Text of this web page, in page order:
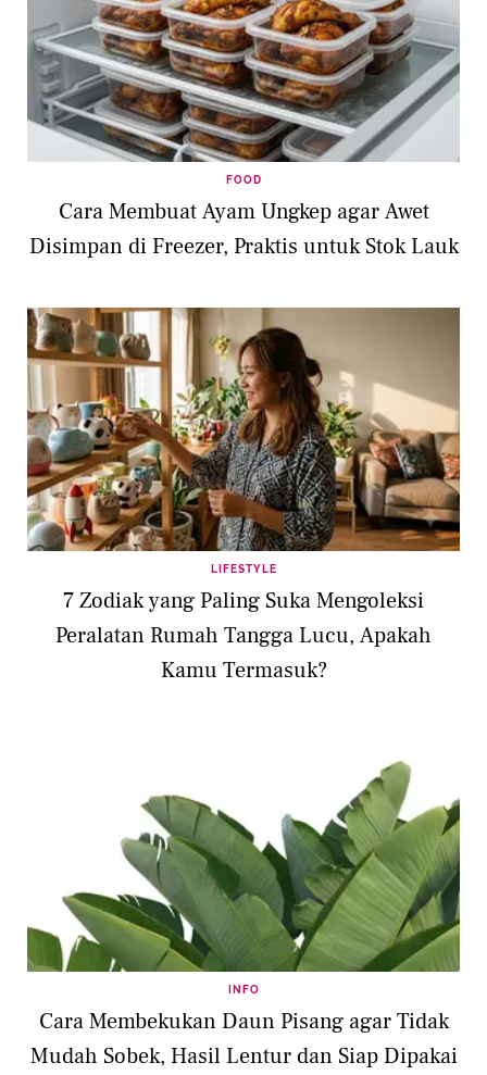
FOOD
Cara Membuat Ayam Ungkep agar Awet
Disimpan di Freezer, Praktis untuk Stok Lauk
LIFESTYLE
7 Zodiak yang Paling Suka Mengoleksi
Peralatan Rumah Tangga Lucu, Apakah
Kamu Termasuk?
INFO
Cara Membekukan Daun Pisang agar Tidak
Mudah Sobek, Hasil Lentur dan Siap Dipakai